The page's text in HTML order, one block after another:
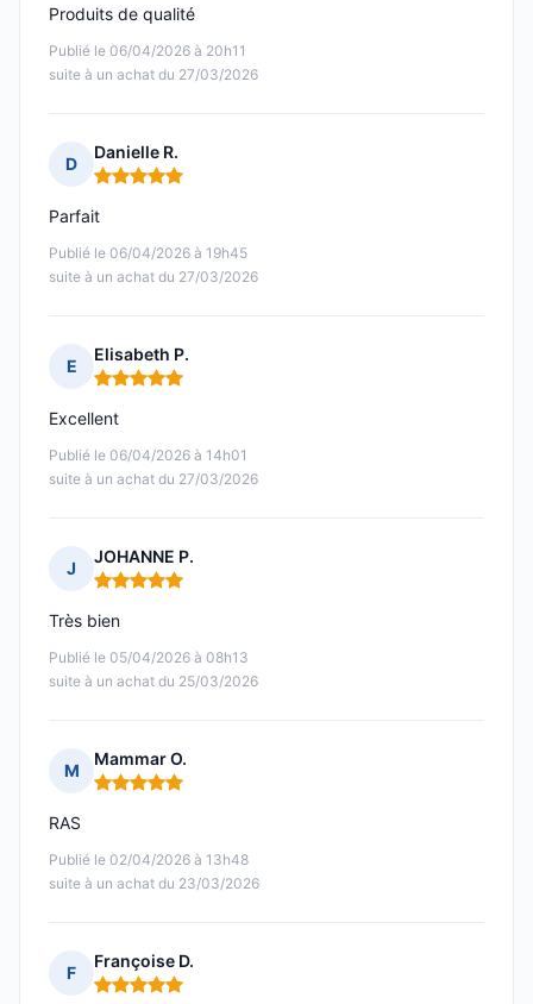
Publié le 06/04/2026 à 20h11
suite à un achat du 27/03/2026
Produits de qualité
D
Danielle R.
Note : 5 sur 5
Publié le 06/04/2026 à 19h45
suite à un achat du 27/03/2026
Parfait
E
Elisabeth P.
Note : 5 sur 5
Publié le 06/04/2026 à 14h01
suite à un achat du 27/03/2026
Excellent
J
JOHANNE P.
Note : 5 sur 5
Publié le 05/04/2026 à 08h13
suite à un achat du 25/03/2026
Très bien
M
Mammar O.
Note : 5 sur 5
Publié le 02/04/2026 à 13h48
suite à un achat du 23/03/2026
RAS
F
Françoise D.
Note : 5 sur 5